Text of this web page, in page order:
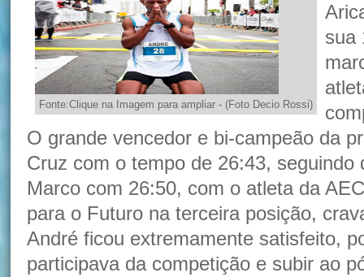
Fonte:Clique na Imagem para ampliar - (Foto Decio Rossi)
sua
O grande vencedor e bi-campeão da
Cruz com o tempo de 26:43, seguindo
Marco com 26:50, com o atleta da
para o Futuro na terceira posição,
André ficou extremamente satisfeito,
participava da competição e subir ao